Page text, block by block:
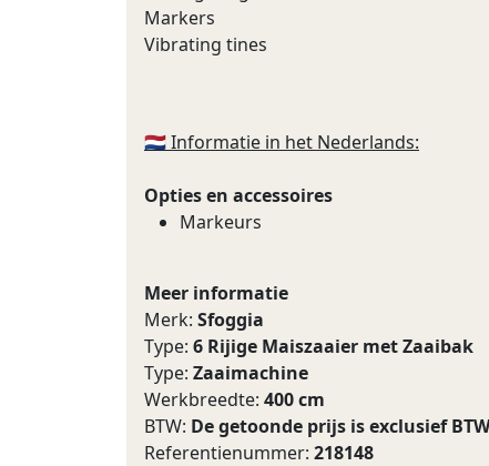
Markers
Vibrating tines
🇳🇱 Informatie in het Nederlands:
Opties en accessoires
Markeurs
Meer informatie
Merk: Sfoggia
Type: 6 Rijige Maiszaaier met Zaaibak
Type: Zaaimachine
Werkbreedte: 400 cm
BTW: De getoonde prijs is exclusief BTW
Referentienummer: 218148